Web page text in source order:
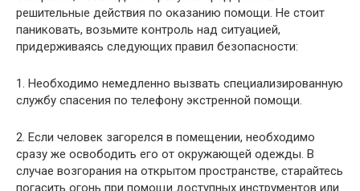
решительные действия по оказанию помощи. Не стоит
паниковать, возьмите контроль над ситуацией,
придерживаясь следующих правил безопасности:
1. Необходимо немедленно вызвать специализированную
службу спасения по телефону экстренной помощи.
2. Если человек загорелся в помещении, необходимо
сразу же освободить его от окружающей одежды. В
случае возгорания на открытом пространстве, старайтесь
погасить огонь при помощи доступных инструментов или